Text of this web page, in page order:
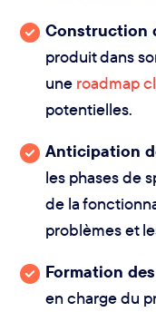
Construction
produit dans
une roadmap
potentielles.
Anticipation
les phases de
de la
problèmes et
Formation
en charge du